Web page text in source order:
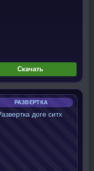
Скачать
РАЗВЕРТКА